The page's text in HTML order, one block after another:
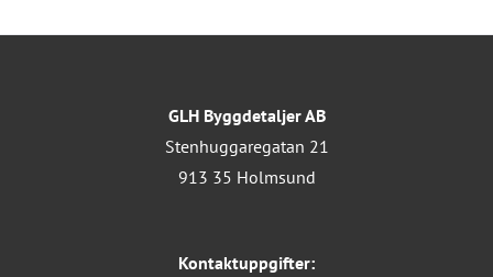
GLH Byggdetaljer AB
Stenhuggaregatan 21
913 35 Holmsund
Kontaktuppgifter: